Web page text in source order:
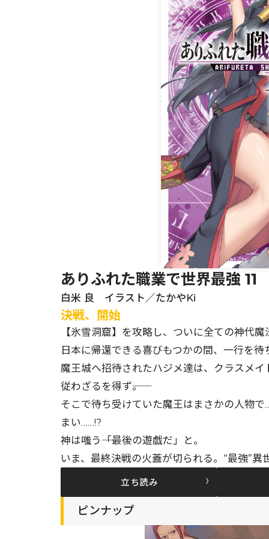
ありふれた職業で世界最強 11
白米 良 イラスト／たかやKi
――決戦、開始
【氷雪洞窟】を攻略し、ついに全ての神代
日本に帰還できる喜びもつかの間、一行を
魔王城へ招待されたハジメ達は、クラスメ
従わざるを得ず――。
そこで待ち受けていた魔王はまさかの人物
まい……!?
神は嗤う――「最後の遊戯だ」と。
いま、最終決戦の火蓋が切られる。“最強”異
立ち読み
ピンナップ